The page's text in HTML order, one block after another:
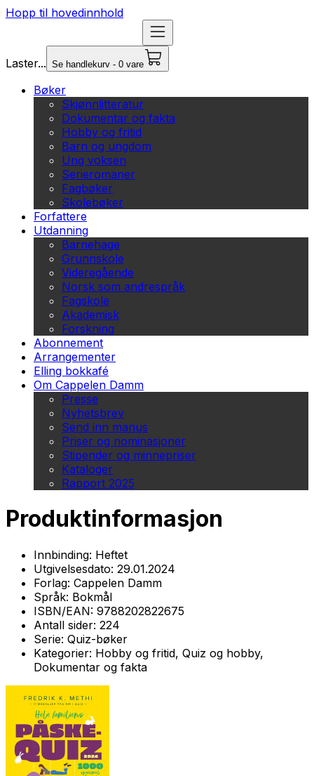
Hopp til hovedinnhold
Laster... Se handlekurv - 0 vare
Bøker
Skjønnlitteratur
Dokumentar og fakta
Hobby og fritid
Barn og ungdom
Ung voksen
Serieromaner
Fagbøker
Skolebøker
Forfattere
Utdanning
Barnehage
Grunnskole
Videregående
Norsk som andrespråk
Fagskole
Akademisk
Forskning
Abonnement
Arrangementer
Elling bokkafé
Om Cappelen Damm
Presse
Nyhetsbrev
Send inn manus
Priser og nominasjoner
Stipender og minnepriser
Kataloger
Rapport 2025
Produktinformasjon
Innbinding: Heftet
Utgivelsesdato: 29.01.2024
Forlag: Cappelen Damm
Språk: Bokmål
ISBN/EAN: 9788202822675
Antall sider: 224
Serie: Quiz-bøker
Kategorier: Hobby og fritid, Quiz og hobby,
Dokumentar og fakta